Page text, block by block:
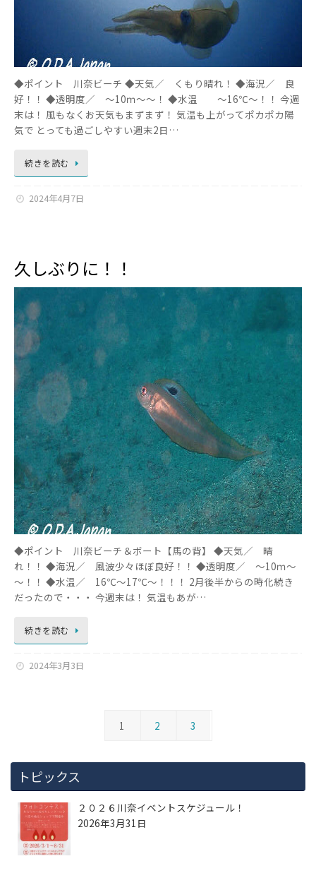
◆ポイント 川奈ビーチ ◆天気／ くもり晴れ！ ◆海況／ 良
好！！ ◆透明度／ ～10ｍ～～！ ◆水温 ～16℃～！！ 今週
末は！ 風もなくお天気もまずまず！ 気温も上がってポカポカ陽
気で とっても過ごしやすい週末2日…
続きを読む
2024年4月7日
久しぶりに！！
◆ポイント 川奈ビーチ＆ボート【馬の背】 ◆天気／ 晴
れ！！ ◆海況／ 風波少々ほぼ良好！！ ◆透明度／ ～10ｍ～
～！！ ◆水温／ 16℃～17℃～！！！ 2月後半からの時化続き
だったので・・・ 今週末は！ 気温もあが…
続きを読む
2024年3月3日
1 2 3
トピックス
２０２６川奈イベントスケジュール！
2026年3月31日